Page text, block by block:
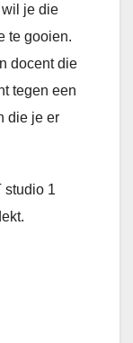
je die
te gooien.
docent die
tegen een
die je er
studio 1